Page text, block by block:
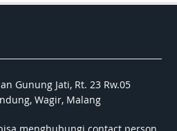
Gunung Jati, Rt. 23 Rw.05
Wagir, Malang
menghubungi contact person